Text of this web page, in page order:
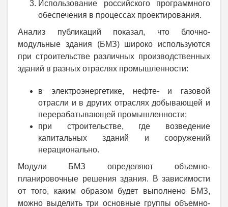
Использование российского программного
обеспечения в процессах проектирования.
Анализ публикаций показал, что блочно-
модульные здания (БМЗ) широко используются
при строительстве различных производственных
зданий в разных отраслях промышленности:
в электроэнергетике, нефте- и газовой
отрасли и в других отраслях добывающей и
перерабатывающей промышленности;
при строительстве, где возведение
капитальных зданий и сооружений
нерационально.
Модули БМЗ определяют объемно-
планировочные решения здания. В зависимости
от того, каким образом будет выполнено БМЗ,
можно выделить три основные группы объемно-